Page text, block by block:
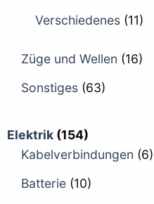
Verschiedenes (11)
Züge und Wellen (16)
Sonstiges (63)
Elektrik (154)
Kabelverbindungen (6)
Batterie (10)